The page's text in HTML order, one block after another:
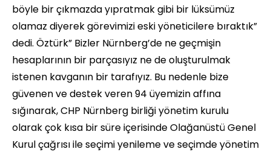
böyle bir çıkmazda yıpratmak gibi bir lüksümüz
olamaz diyerek görevimizi eski yöneticilere bıraktık”
dedi. Öztürk” Bizler Nürnberg’de ne geçmişin
hesaplarının bir parçasıyız ne de oluşturulmak
istenen kavganın bir tarafıyız. Bu nedenle bize
güvenen ve destek veren 94 üyemizin affına
sığınarak, CHP Nürnberg birliği yönetim kurulu
olarak çok kısa bir süre içerisinde Olağanüstü Genel
Kurul çağrısı ile seçimi yenileme ve seçimde yönetim